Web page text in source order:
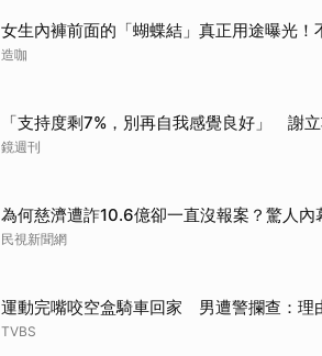
女生內褲前面的「蝴蝶結」真正用途曝光
造咖
「支持度剩7%，別再自我感覺良好」 謝
鏡週刊
為何慈濟遭詐10.6億卻一直沒報案？驚人內
民視新聞網
運動完嘴咬空盒騎車回家 男遭警攔查：理
TVBS